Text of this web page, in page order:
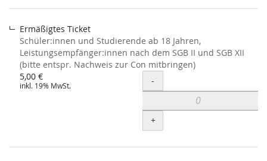
Ermäßigtes Ticket
Schüler:innen und Studierende ab 18 Jahren,
Leistungsempfänger:innen nach dem SGB II und SGB XII
(bitte entspr. Nachweis zur Con mitbringen)
5,00 €
inkl. 19% MwSt. Menge
-
+